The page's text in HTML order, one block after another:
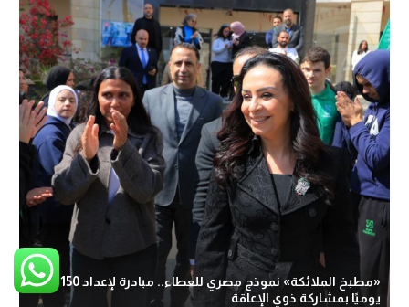
«مطبخ الملائكة» نموذج مصري للعطاء.. مبادرة لإعداد 150 وجبة
يوميًا بمشاركة ذوي الإعاقة